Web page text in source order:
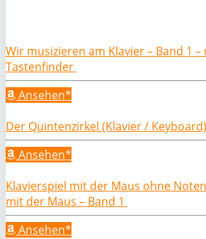
Wir musizieren am Klavier – Band 1
Tastenfinder
Ansehen*
Der Quintenzirkel (Klavier /
Ansehen*
Klavierspiel mit der Maus ohne
mit der Maus – Band 1
Ansehen*